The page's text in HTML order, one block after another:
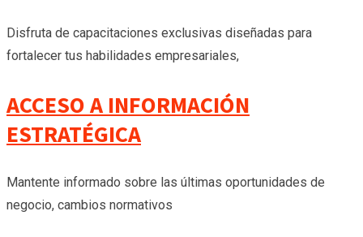
Disfruta de capacitaciones exclusivas diseñadas para
fortalecer tus habilidades empresariales,
ACCESO A INFORMACIÓN
ESTRATÉGICA
Mantente informado sobre las últimas oportunidades de
negocio, cambios normativos